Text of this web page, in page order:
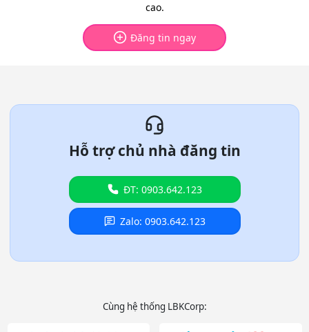
cao.
Đăng tin ngay
Hỗ trợ chủ nhà đăng tin
ĐT: 0903.642.123
Zalo: 0903.642.123
Cùng hệ thống LBKCorp: